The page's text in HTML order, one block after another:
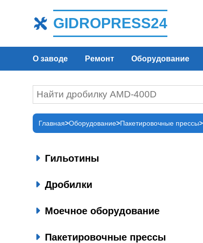
GIDROPRESS24
О заводе Ремонт Оборудование
Главная Оборудование Пакетировочные прессы
Гильотины
Дробилки
Моечное оборудование
Пакетировочные прессы